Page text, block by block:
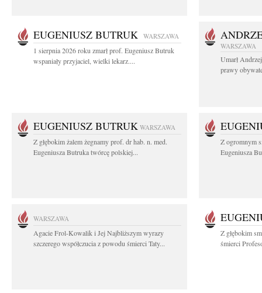
EUGENIUSZ BUTRUK WARSZAWA
1 sierpnia 2026 roku zmarł prof. Eugeniusz Butruk
wspaniały przyjaciel, wielki lekarz....
WARSZAWA
Umarł
prawy
EUGENIUSZ BUTRUK WARSZAWA
Z głębokim żalem żegnamy prof. dr hab. n. med.
Eugeniusza Butruka twórcę polskiej...
Z ogromnym
Eugeniusza
WARSZAWA
Agacie Frol-Kowalik i Jej Najbliższym wyrazy
szczerego współczucia z powodu śmierci Taty...
Z głębokim
śmierci